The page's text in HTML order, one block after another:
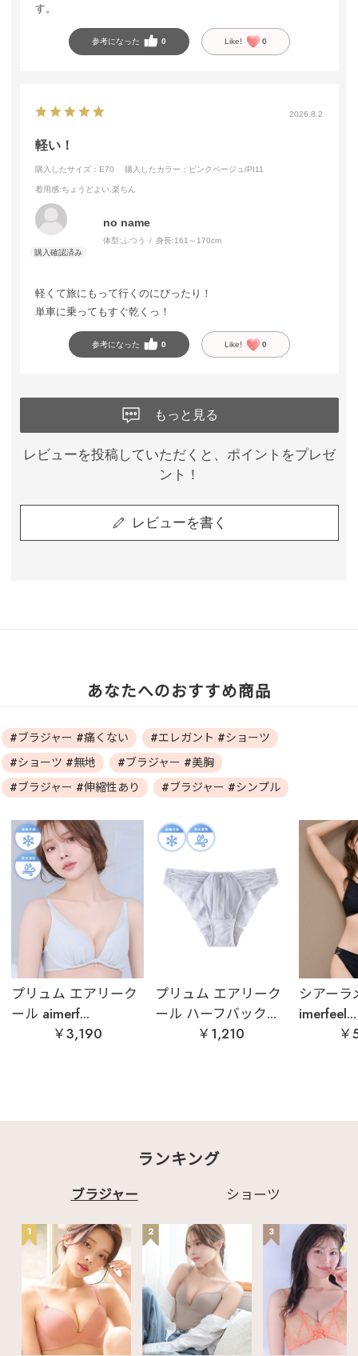
す。
参考になった 0 Like! 0
2026.8.2
軽い！
購入したサイズ：E70 購入したカラー：ピンクベージュ/PI11
着用感:ちょうどよい,楽ちん
no name
体型: ふつう 身長:161～170cm
軽くて旅にもって行くのにぴったり！
単車に乗ってもすぐ乾くっ！
参考になった 0 Like! 0
もっと見る
レビューを投稿していただくと、ポイントをプレゼ
ント！
レビューを書く
あなたへのおすすめ商品
#ブラジャー #痛くない
#エレガント #ショーツ
#ショーツ #無地
#ブラジャー #美胸
#ブラジャー #伸縮性あり
#ブラジャー #シンプル
プリュム エアリーク
ール aimerf...
￥3,190
プリュム エアリーク
ール ハーフバック...
￥1,210
シアーラ
imerfeel...
ランキング
ブラジャー ショーツ
1 2 3